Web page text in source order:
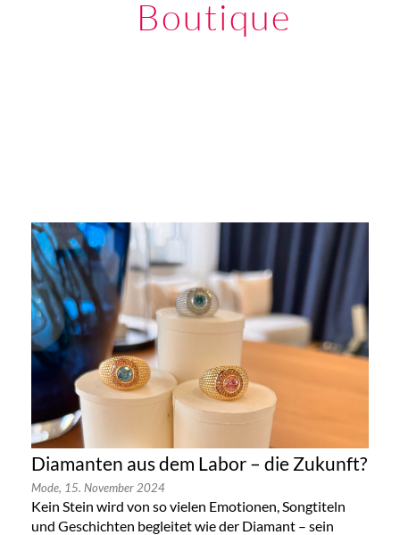
Boutique
Diamanten aus dem Labor – die Zukunft?
Mode, 15. November 2024
Kein Stein wird von so vielen Emotionen, Songtiteln
und Geschichten begleitet wie der Diamant – sein